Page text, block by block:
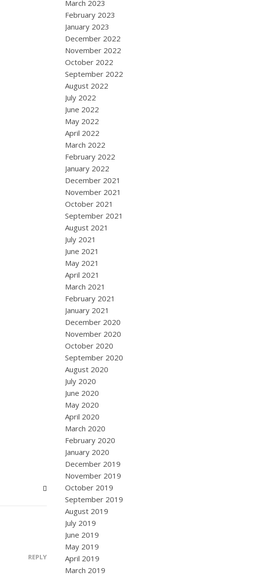
REPLY
March 2023
February 2023
January 2023
December 2022
November 2022
October 2022
September 2022
August 2022
July 2022
June 2022
May 2022
April 2022
March 2022
February 2022
January 2022
December 2021
November 2021
October 2021
September 2021
August 2021
July 2021
June 2021
May 2021
April 2021
March 2021
February 2021
January 2021
December 2020
November 2020
October 2020
September 2020
August 2020
July 2020
June 2020
May 2020
April 2020
March 2020
February 2020
January 2020
December 2019
November 2019
October 2019
September 2019
August 2019
July 2019
June 2019
May 2019
April 2019
March 2019